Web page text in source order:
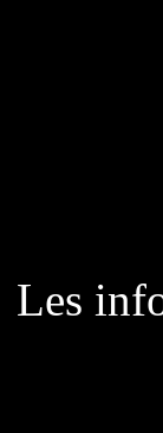
Les